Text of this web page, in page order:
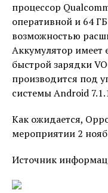
процессор
оперативной и 64
возможностью
Аккумулятор имеет
быстрой зарядки
производится под
системы Android
Как ожидается,
мероприятии 2
Источник